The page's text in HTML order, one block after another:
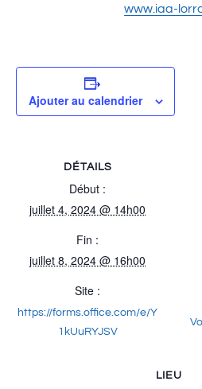
www.iaa-
Ajouter au calendrier
DÉTAILS
Début :
juillet 4, 2024 @ 14h00
Fin :
juillet 8, 2024 @ 16h00
Site :
https://forms.office.com/e/Y
1kUuRYJSV
LIEU